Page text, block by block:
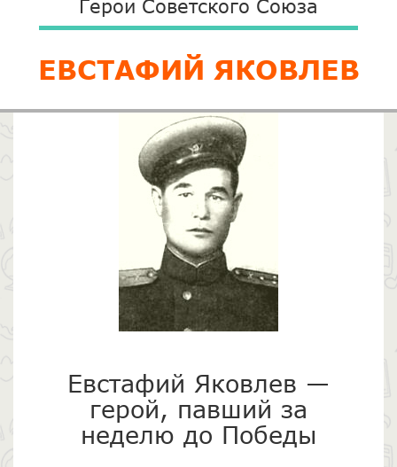
Герои Советского Союза
ЕВСТАФИЙ ЯКОВЛЕВ
Евстафий Яковлев —
герой, павший за
неделю до Победы